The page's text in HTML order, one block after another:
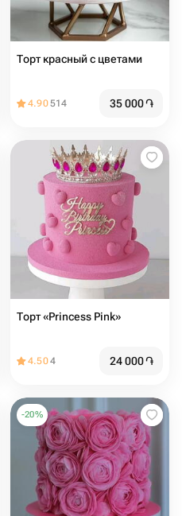
Торт красный с цветами
4.90514 35 000֏
Торт «Princess Pink»
4.504 24 000֏
-20%